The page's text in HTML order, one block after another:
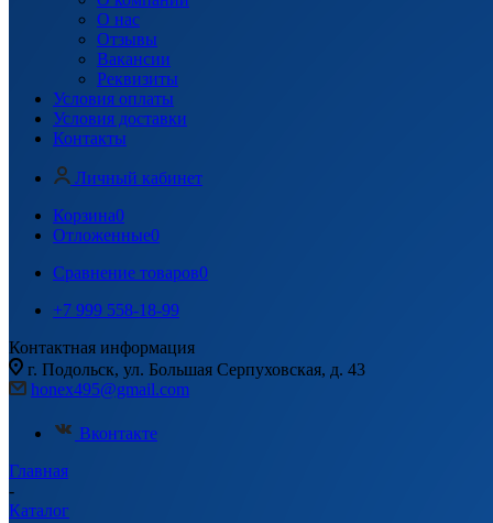
О нас
Отзывы
Вакансии
Реквизиты
Условия оплаты
Условия доставки
Контакты
Личный кабинет
Корзина0
Отложенные0
Сравнение товаров0
+7 999 558-18-99
Контактная информация
г. Подольск, ул. Большая Серпуховская, д. 43
honex495@gmail.com
Вконтакте
Главная
-
Каталог